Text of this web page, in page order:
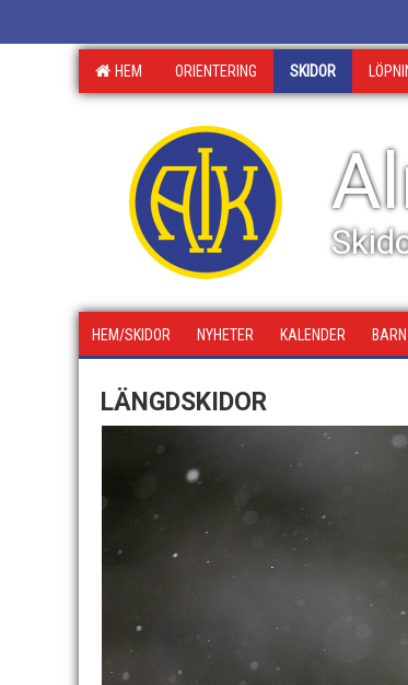
HEM ORIENTERING SKIDOR
HEM/SKIDOR NYHETER KALENDER
LÄNGDSKIDOR